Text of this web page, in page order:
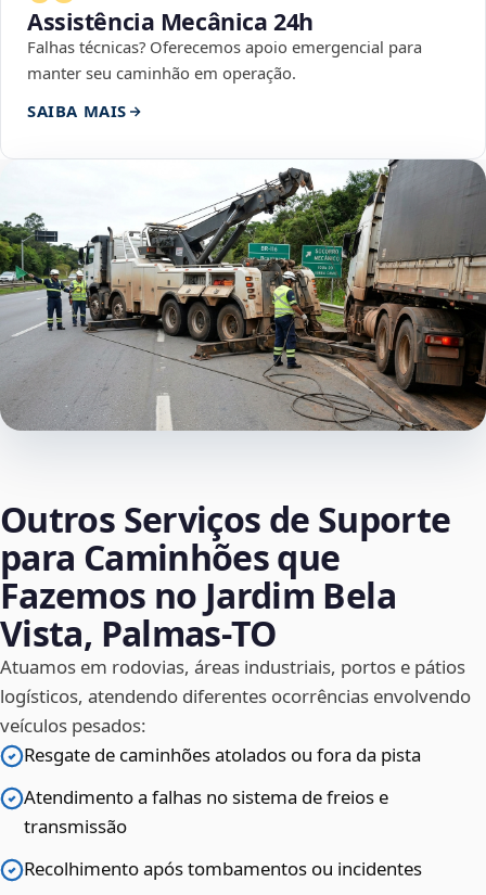
Assistência Mecânica 24h
Falhas técnicas? Oferecemos apoio emergencial para
manter seu caminhão em operação.
SAIBA MAIS
Outros Serviços de Suporte
para Caminhões que
Fazemos no Jardim Bela
Vista, Palmas‑TO
Atuamos em rodovias, áreas industriais, portos e pátios
logísticos, atendendo diferentes ocorrências envolvendo
veículos pesados:
Resgate de caminhões atolados ou fora da pista
Atendimento a falhas no sistema de freios e
transmissão
Recolhimento após tombamentos ou incidentes